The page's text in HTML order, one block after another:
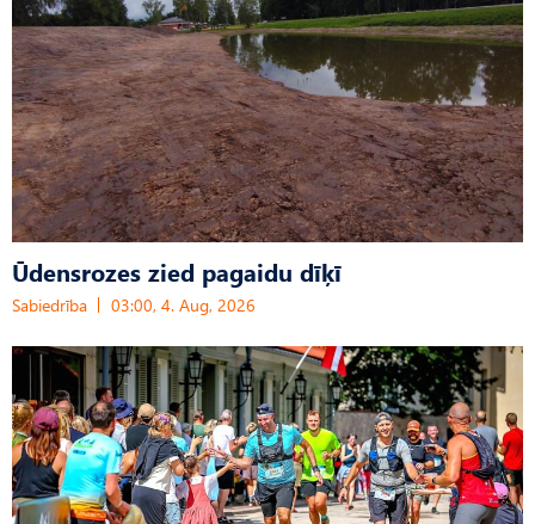
Ūdensrozes zied pagaidu dīķī
Sabiedrība 03:00, 4. Aug, 2026